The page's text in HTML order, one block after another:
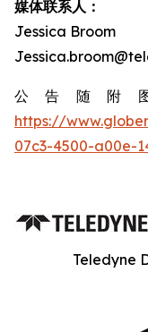
媒体联系人：
Jessica Broom
公告随附
https://
07c3-4500-a00e-
Teledyne